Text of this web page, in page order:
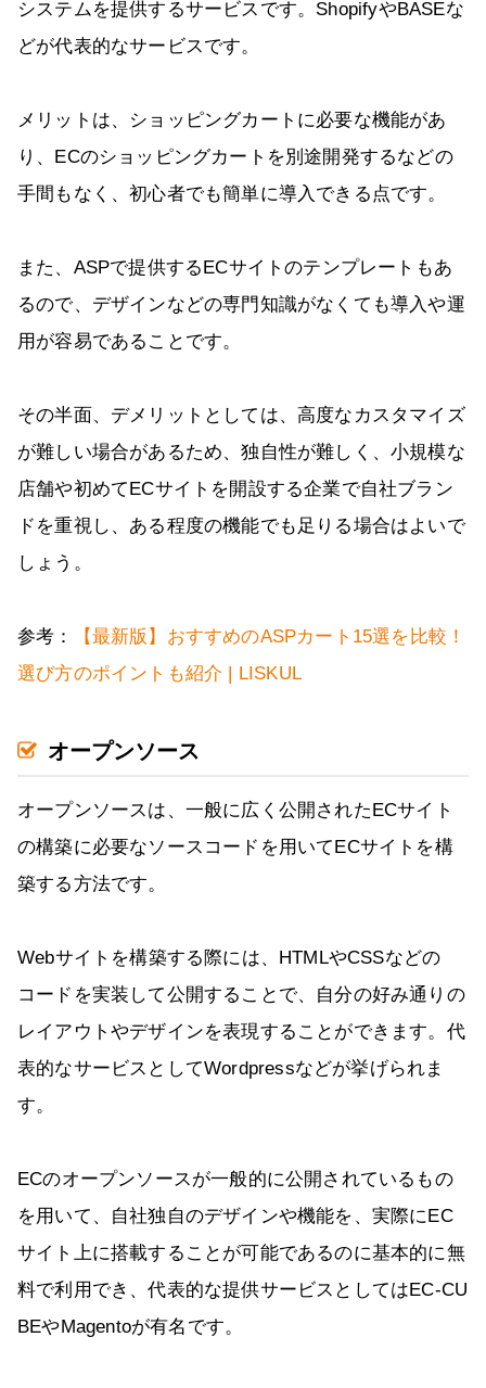
システムを提供するサービスです。ShopifyやBASEな
どが代表的なサービスです。
メリットは、ショッピングカートに必要な機能があ
り、ECのショッピングカートを別途開発するなどの
手間もなく、初心者でも簡単に導入できる点です。
また、ASPで提供するECサイトのテンプレートもあ
るので、デザインなどの専門知識がなくても導入や運
用が容易であることです。
その半面、デメリットとしては、高度なカスタマイズ
が難しい場合があるため、独自性が難しく、小規模な
店舗や初めてECサイトを開設する企業で自社ブラン
ドを重視し、ある程度の機能でも足りる場合はよいで
しょう。
参考：
【最新版】おすすめのASPカート15選を比較！
選び方のポイントも紹介 | LISKUL
オープンソース
オープンソースは、一般に広く公開されたECサイト
の構築に必要なソースコードを用いてECサイトを構
築する方法です。
Webサイトを構築する際には、HTMLやCSSなどの
コードを実装して公開することで、自分の好み通りの
レイアウトやデザインを表現することができます。代
表的なサービスとしてWordpressなどが挙げられま
す。
ECのオープンソースが一般的に公開されているもの
を用いて、自社独自のデザインや機能を、実際にEC
サイト上に搭載することが可能であるのに基本的に無
料で利用でき、代表的な提供サービスとしてはEC-CU
BEやMagentoが有名です。